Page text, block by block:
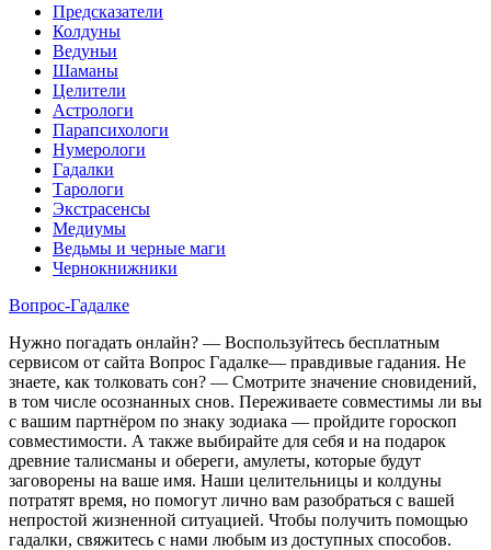
Предсказатели
Колдуны
Ведуньи
Шаманы
Целители
Астрологи
Парапсихологи
Нумерологи
Гадалки
Тарологи
Экстрасенсы
Медиумы
Ведьмы и черные маги
Чернокнижники
Вопрос-Гадалке
Нужно погадать онлайн? — Воспользуйтесь бесплатным
сервисом от сайта Вопрос Гадалке— правдивые гадания. Не
знаете, как толковать сон? — Смотрите значение сновидений,
в том числе осознанных снов. Переживаете совместимы ли вы
с вашим партнёром по знаку зодиака — пройдите гороскоп
совместимости. А также выбирайте для себя и на подарок
древние талисманы и обереги, амулеты, которые будут
заговорены на ваше имя. Наши целительницы и колдуны
потратят время, но помогут лично вам разобраться с вашей
непростой жизненной ситуацией. Чтобы получить помощью
гадалки, свяжитесь с нами любым из доступных способов.